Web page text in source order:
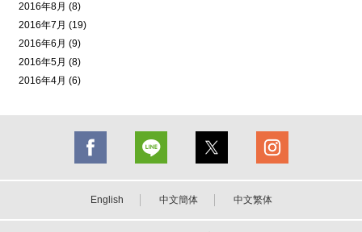
2016年8月 (8)
2016年7月 (19)
2016年6月 (9)
2016年5月 (8)
2016年4月 (6)
English 中文簡体 中文繁体